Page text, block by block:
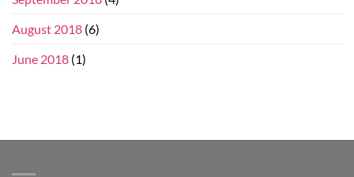
August 2018 (6)
June 2018 (1)